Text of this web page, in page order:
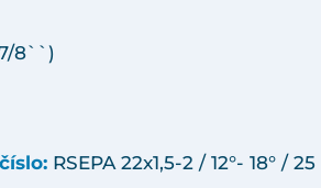
8``)
RSEPA 22x1,5-2 / 12°- 18° / 25